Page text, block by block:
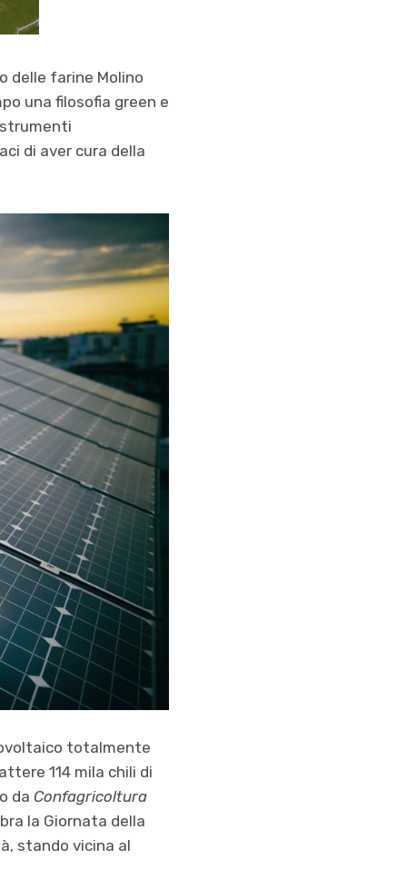
delle farine Molino
una filosofia green e
di aver cura della
totalmente
114 mila chili di
da Confagricoltura
la Giornata della
stando vicina al